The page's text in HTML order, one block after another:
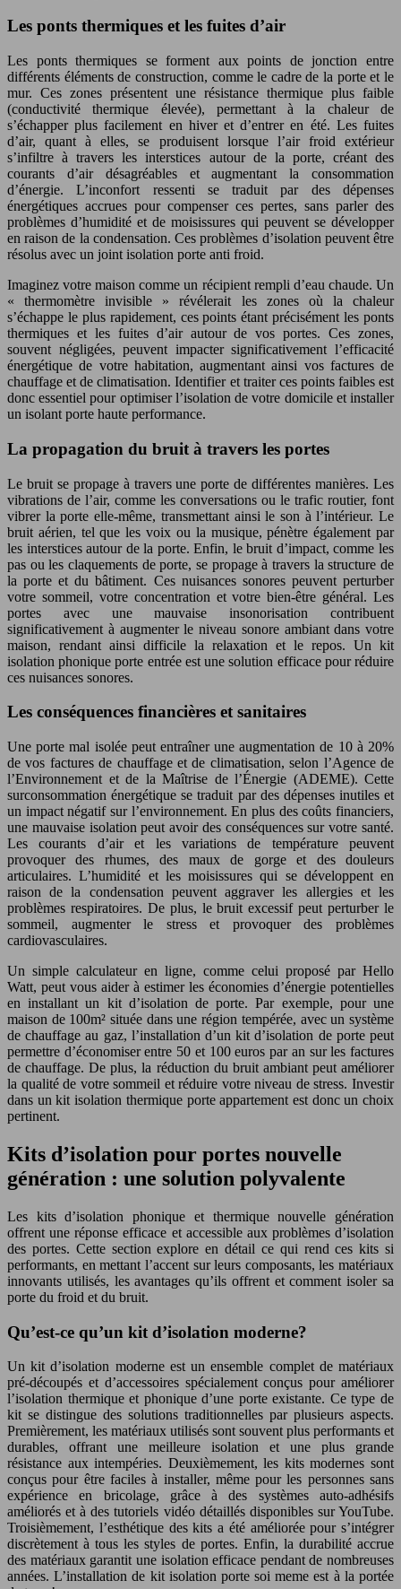
Les ponts thermiques et les fuites d’air
Les ponts thermiques se forment aux points de jonction entre
différents éléments de construction, comme le cadre de la porte et le
mur. Ces zones présentent une résistance thermique plus faible
(conductivité thermique élevée), permettant à la chaleur de
s’échapper plus facilement en hiver et d’entrer en été. Les fuites
d’air, quant à elles, se produisent lorsque l’air froid extérieur
s’infiltre à travers les interstices autour de la porte, créant des
courants d’air désagréables et augmentant la consommation
d’énergie. L’inconfort ressenti se traduit par des dépenses
énergétiques accrues pour compenser ces pertes, sans parler des
problèmes d’humidité et de moisissures qui peuvent se développer
en raison de la condensation. Ces problèmes d’isolation peuvent être
résolus avec un joint isolation porte anti froid.
Imaginez votre maison comme un récipient rempli d’eau chaude. Un
« thermomètre invisible » révélerait les zones où la chaleur
s’échappe le plus rapidement, ces points étant précisément les ponts
thermiques et les fuites d’air autour de vos portes. Ces zones,
souvent négligées, peuvent impacter significativement l’efficacité
énergétique de votre habitation, augmentant ainsi vos factures de
chauffage et de climatisation. Identifier et traiter ces points faibles est
donc essentiel pour optimiser l’isolation de votre domicile et installer
un isolant porte haute performance.
La propagation du bruit à travers les portes
Le bruit se propage à travers une porte de différentes manières. Les
vibrations de l’air, comme les conversations ou le trafic routier, font
vibrer la porte elle-même, transmettant ainsi le son à l’intérieur. Le
bruit aérien, tel que les voix ou la musique, pénètre également par
les interstices autour de la porte. Enfin, le bruit d’impact, comme les
pas ou les claquements de porte, se propage à travers la structure de
la porte et du bâtiment. Ces nuisances sonores peuvent perturber
votre sommeil, votre concentration et votre bien-être général. Les
portes avec une mauvaise insonorisation contribuent
significativement à augmenter le niveau sonore ambiant dans votre
maison, rendant ainsi difficile la relaxation et le repos. Un kit
isolation phonique porte entrée est une solution efficace pour réduire
ces nuisances sonores.
Les conséquences financières et sanitaires
Une porte mal isolée peut entraîner une augmentation de 10 à 20%
de vos factures de chauffage et de climatisation, selon l’Agence de
l’Environnement et de la Maîtrise de l’Énergie (ADEME). Cette
surconsommation énergétique se traduit par des dépenses inutiles et
un impact négatif sur l’environnement. En plus des coûts financiers,
une mauvaise isolation peut avoir des conséquences sur votre santé.
Les courants d’air et les variations de température peuvent
provoquer des rhumes, des maux de gorge et des douleurs
articulaires. L’humidité et les moisissures qui se développent en
raison de la condensation peuvent aggraver les allergies et les
problèmes respiratoires. De plus, le bruit excessif peut perturber le
sommeil, augmenter le stress et provoquer des problèmes
cardiovasculaires.
Un simple calculateur en ligne, comme celui proposé par Hello
Watt, peut vous aider à estimer les économies d’énergie potentielles
en installant un kit d’isolation de porte. Par exemple, pour une
maison de 100m² située dans une région tempérée, avec un système
de chauffage au gaz, l’installation d’un kit d’isolation de porte peut
permettre d’économiser entre 50 et 100 euros par an sur les factures
de chauffage. De plus, la réduction du bruit ambiant peut améliorer
la qualité de votre sommeil et réduire votre niveau de stress. Investir
dans un kit isolation thermique porte appartement est donc un choix
pertinent.
Kits d’isolation pour portes nouvelle
génération : une solution polyvalente
Les kits d’isolation phonique et thermique nouvelle génération
offrent une réponse efficace et accessible aux problèmes d’isolation
des portes. Cette section explore en détail ce qui rend ces kits si
performants, en mettant l’accent sur leurs composants, les matériaux
innovants utilisés, les avantages qu’ils offrent et comment isoler sa
porte du froid et du bruit.
Qu’est-ce qu’un kit d’isolation moderne?
Un kit d’isolation moderne est un ensemble complet de matériaux
pré-découpés et d’accessoires spécialement conçus pour améliorer
l’isolation thermique et phonique d’une porte existante. Ce type de
kit se distingue des solutions traditionnelles par plusieurs aspects.
Premièrement, les matériaux utilisés sont souvent plus performants et
durables, offrant une meilleure isolation et une plus grande
résistance aux intempéries. Deuxièmement, les kits modernes sont
conçus pour être faciles à installer, même pour les personnes sans
expérience en bricolage, grâce à des systèmes auto-adhésifs
améliorés et à des tutoriels vidéo détaillés disponibles sur YouTube.
Troisièmement, l’esthétique des kits a été améliorée pour s’intégrer
discrètement à tous les styles de portes. Enfin, la durabilité accrue
des matériaux garantit une isolation efficace pendant de nombreuses
années. L’installation de kit isolation porte soi meme est à la portée